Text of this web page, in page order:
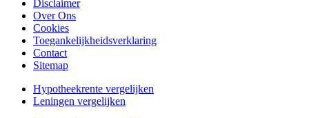
Disclaimer
Over Ons
Cookies
Toegankelijkheidsverklaring
Contact
Sitemap
Hypotheekrente vergelijken
Leningen vergelijken